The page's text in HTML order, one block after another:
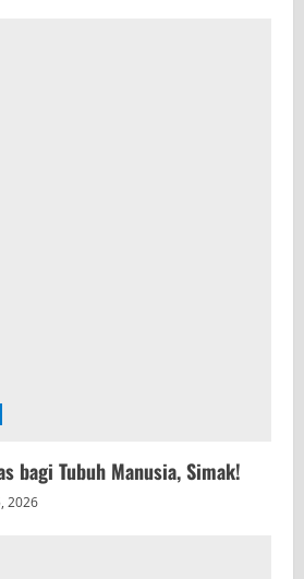
bagi Tubuh Manusia, Simak!
2026